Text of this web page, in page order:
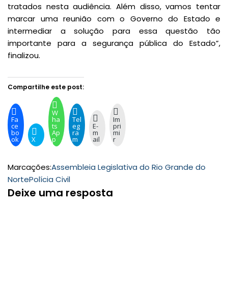
tratados nesta audiência. Além disso, vamos tentar
marcar uma reunião com o Governo do Estado e
intermediar a solução para essa questão tão
importante para a segurança pública do Estado”,
finalizou.
Compartilhe este post:
Fa
ce
bo
ok X
W
ha
ts
Ap
p
Tel
eg
ra
m
E-
m
ail
Im
pri
mi
r
Marcações:Assembleia Legislativa do Rio Grande do
NortePolícia Civil
Deixe uma resposta